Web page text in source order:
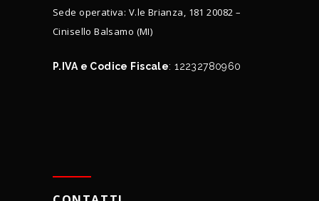
Sede operativa: V.le Brianza, 181 20082 –
Cinisello Balsamo (MI)
P.IVA e Codice Fiscale: 12232780960